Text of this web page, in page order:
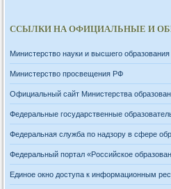
ССЫЛКИ НА ОФИЦИАЛЬНЫЕ И
Министерство науки и высшего
Министерство просвещения РФ
Официальный сайт Министерства
Федеральные государственные
Федеральная служба по надзору в сфере
Федеральный портал «Российское
Единое окно доступа к информационным